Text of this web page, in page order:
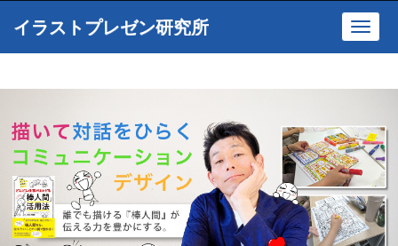
イラストプレゼン研究所